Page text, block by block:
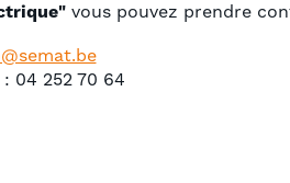
vous pouvez prendre
: 04 252 70 64